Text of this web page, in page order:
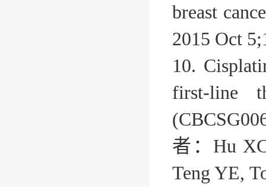
breast
2015 Oct
10.
first-line
者：Hu
Teng YE,